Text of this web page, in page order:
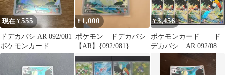
カルゲ AR 071/063 M1L
現在 ¥555
ドデカバシ AR 092/081
ポケモンカード
¥1,000
ポケモン ドデカバシ
【AR】{092/081}
[M5]」です。
¥3,456
ポケモンカード ド
デカバシ AR 092/081
M5 アビスアイ 10枚